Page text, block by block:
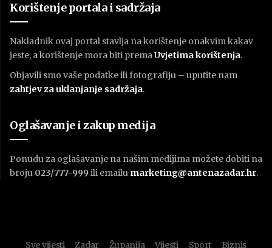
Korištenje portala i sadržaja
Nakladnik ovaj portal stavlja na korištenje onakvim kakav
jeste, a korištenje mora biti premaUvjetima korištenja.
Objavili smo vaše podatke ili fotografiju – uputite nam
zahtjev za uklanjanje sadržaja.
Oglašavanje i zakup medija
Ponudu za oglašavanje na našim medijima možete dobiti na
broju 023/777-999 ili emailu marketing@antenazadar.hr.
Sve vijesti Zadar Županija Vijesti Sport Biznis